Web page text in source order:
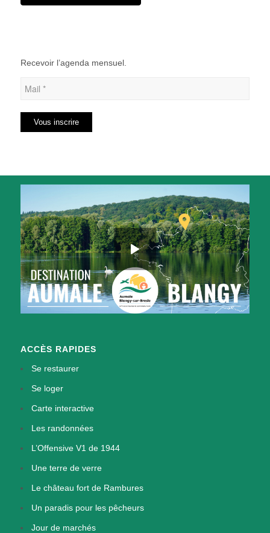
Recevoir l’agenda mensuel.
ACCÈS RAPIDES
Se restaurer
Se loger
Carte interactive
Les randonnées
L’Offensive V1 de 1944
Une terre de verre
Le château fort de Rambures
Un paradis pour les pêcheurs
Jour de marchés